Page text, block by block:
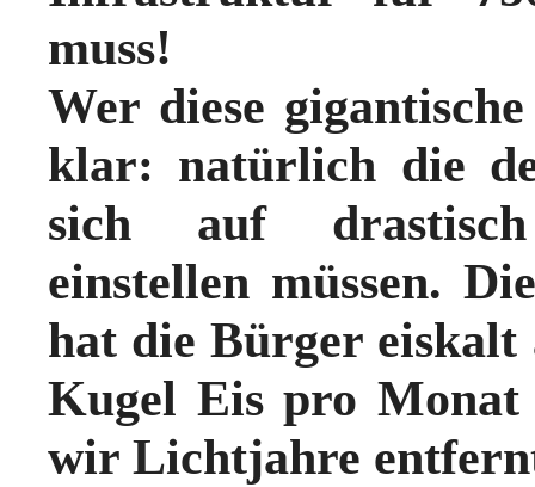
muss!
Wer diese
klar: natürlich die
sich auf drastisch
einstellen müssen.
hat die Bürger eiskalt
Kugel Eis pro Monat
wir Lichtjahre